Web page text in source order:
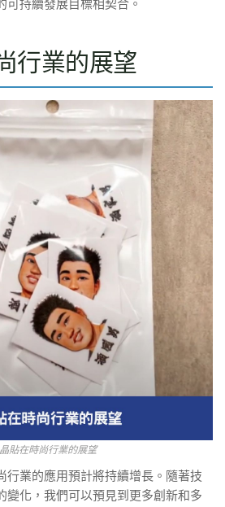
可持續發展目標相契合。
行業的展望
貼在時尚行業的展望
行業的應用預計將持續增長。隨著技
變化，我們可以預見到更多創新和多